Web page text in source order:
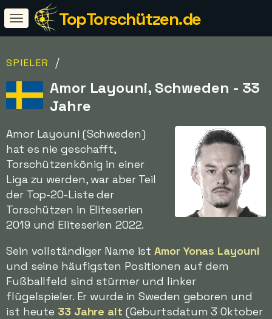
TopTorschützen.de
SPIELER /
Amor Layouni, Schweden - 33
Jahre
Amor Layouni (Schweden)
hat es nie geschafft,
Torschützenkönig in einer
Liga zu werden, war aber Teil
der Top-20-Liste der
Torschützen in Eliteserien
2019 und Eliteserien 2022.
Sein vollständiger Name istAmor Yonas Layouni
und seine häufigsten Positionen auf dem
Fußballfeld sind stürmer und linker
flügelspieler. Er wurde in Sweden geboren und
ist heute 33 Jahre alt (Geburtsdatum 3 Oktober